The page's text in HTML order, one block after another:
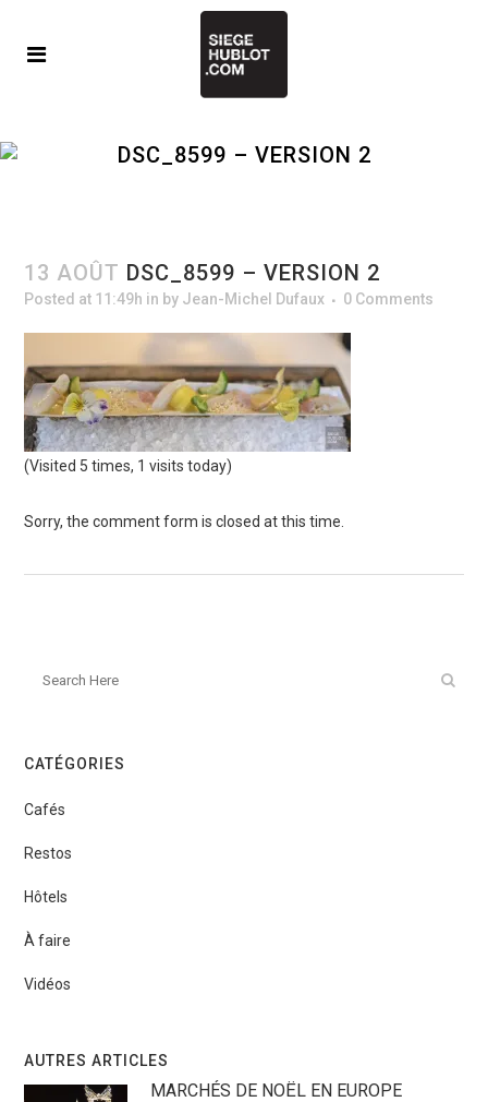
DSC_8599 – VERSION 2
13 AOÛT DSC_8599 – VERSION 2
Posted at 11:49h in by Jean-Michel Dufaux 0 Comments
(Visited 5 times, 1 visits today)
Sorry, the comment form is closed at this time.
CATÉGORIES
Cafés
Restos
Hôtels
À faire
Vidéos
AUTRES ARTICLES
MARCHÉS DE NOËL EN EUROPE